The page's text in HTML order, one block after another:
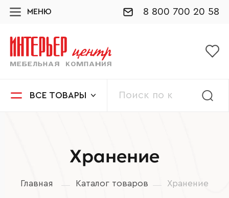
МЕНЮ 8 800 700 20 58
ВСЕ ТОВАРЫ
Хранение
Главная Каталог товаров Хранение